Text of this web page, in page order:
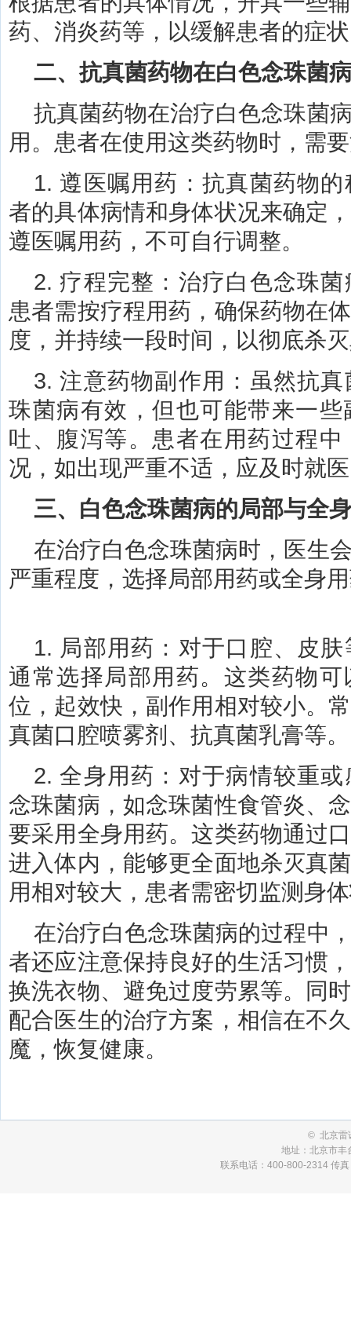
药、消炎药等，以缓解患者的症
二、抗真菌药物在白色念珠菌
抗真菌药物在治疗白色念珠菌
用。患者在使用这类药物时，需
1. 遵医嘱用药：抗真菌药物
者的具体病情和身体状况来确定
遵医嘱用药，不可自行调整。
2. 疗程完整：治疗白色念珠
患者需按疗程用药，确保药物在
度，并持续一段时间，以彻底杀
3. 注意药物副作用：虽然抗
珠菌病有效，但也可能带来一
吐、腹泻等。患者在用药过程
况，如出现严重不适，应及时就
三、白色念珠菌病的局部与全
在治疗白色念珠菌病时，医生
严重程度，选择局部用药或全身
1. 局部用药：对于口腔、皮
通常选择局部用药。这类药物
位，起效快，副作用相对较小。
真菌口腔喷雾剂、抗真菌乳膏等。
2. 全身用药：对于病情较重
念珠菌病，如念珠菌性食管炎、
要采用全身用药。这类药物通过
进入体内，能够更全面地杀灭真
用相对较大，患者需密切监测身
在治疗白色念珠菌病的过程中
者还应注意保持良好的生活习惯
换洗衣物、避免过度劳累等。同
配合医生的治疗方案，相信在不
魔，恢复健康。
© 北京雷
地址：北京市丰
联系电话：400-800-2314 传